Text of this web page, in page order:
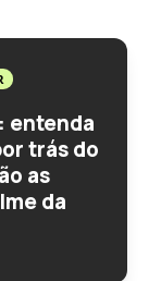
entenda
trás do
as
da